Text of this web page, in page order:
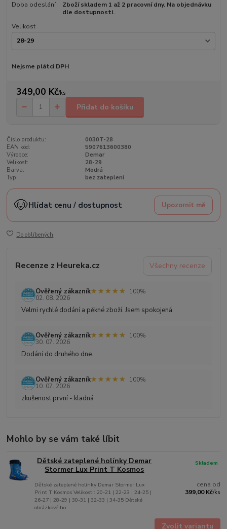
Doba odeslání
Zboží skladem 1 až 2 pracovní dny. Na objednávku
dle dostupnosti.
Velikost
Nejsme plátci DPH
349,00 Kč/ks
Přidat do košíku
Číslo produktu:
0030T-28
EAN kód:
5907613600380
Výrobce:
Demar
Velikost:
28-29
Barva:
Modrá
Typ:
bez zateplení
🐶Hlídat cenu / dostupnost Upozornit mě
Do oblíbených
Recenze z Heureka.cz Všechny recenze
Ověřený zákazník★★★★★
★★★★★
100%
02. 08. 2026
Velmi rychlé dodání a pěkné zboží. Jsem spokojená.
Ověřený zákazník★★★★★
★★★★★
100%
30. 07. 2026
Dodání do druhého dne.
Ověřený zákazník★★★★★
★★★★★
100%
10. 07. 2026
zkušenost první - kladná
Mohlo by se vám také líbit
Dětské zateplené holínky Demar
Stormer Lux Print T Kosmos
Dětské zateplené holínky Demar Stormer Lux
Print T Kosmos Velikosti: 20-21 | 22-23 | 24-25 |
26-27 | 28-29 | 30-31 | 32-33 | 34-35 Dětské
obrázkové ho...
cena od
399,00 Kč/ks
Skladem
Zvolit variantu